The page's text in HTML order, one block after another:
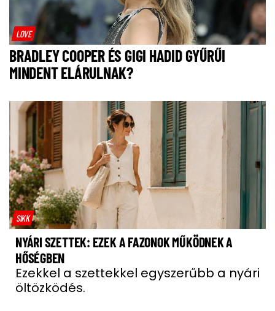
LOVE
BRADLEY COOPER ÉS GIGI HADID GYŰRŰI
MINDENT ELÁRULNAK?
SIKK
NYÁRI SZETTEK: EZEK A FAZONOK MŰKÖDNEK A
HŐSÉGBEN
Ezekkel a szettekkel egyszerűbb a nyári
öltözködés.